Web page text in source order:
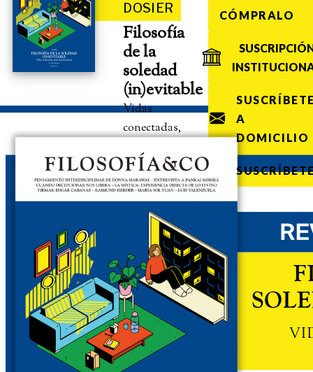
DOSIER
Filosofía
de la
soledad
(in)evitable
Vidas
conectadas,
desvinculadas
CÓMPRALO
A
DOMICILIO